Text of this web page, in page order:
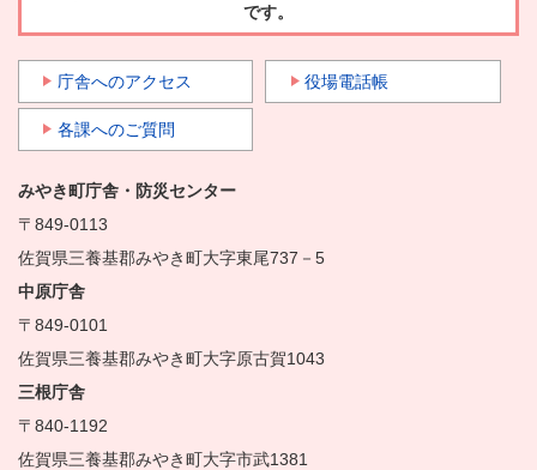
です。
庁舎へのアクセス 役場電話帳
各課へのご質問
みやき町庁舎・防災センター
〒849-0113
佐賀県三養基郡みやき町大字東尾737－5
中原庁舎
〒849-0101
佐賀県三養基郡みやき町大字原古賀1043
三根庁舎
〒840-1192
佐賀県三養基郡みやき町大字市武1381